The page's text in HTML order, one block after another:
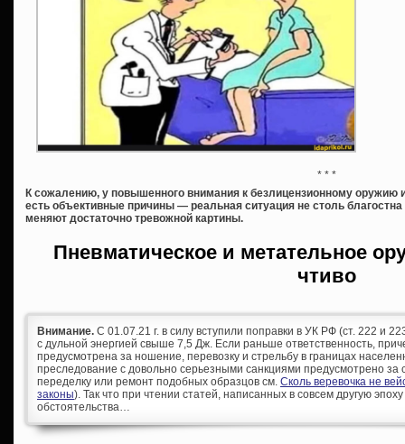
* * *
К сожалению, у повышенного внимания к безлицензионному оружию
есть объективные причины — реальная ситуация не столь
меняют достаточно тревожной картины.
Пневматическое и метательное
чтиво
Внимание. С 01.07.21 г. в силу вступили поправки в УК РФ (ст. 222 и
с дульной энергией свыше 7,5 Дж. Если раньше ответственность,
предусмотрена за ношение, перевозку и стрельбу в границах
преследование с довольно серьезными санкциями предусмотрено за
переделку или ремонт подобных образцов см. Сколь веревочка не
законы). Так что при чтении статей, написанных в совсем другую
обстоятельства…